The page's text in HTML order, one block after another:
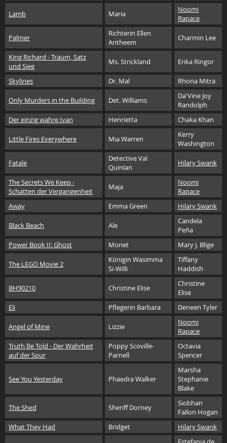
Lamb Maria
Noomi
Rapace
Palmer
Richterin Ellen
Antheem
Charmin Lee
King Richard - Traum, Satz
und Sieg
Ms. Strickland Erika Ringor
Skylines Dr. Mal Rhona Mitra
Only Murders in the Building Det. Williams
Da'Vine Joy
Randolph
Der einzig wahre Ivan
Henrietta Chaka Khan
Little Fires Everywhere Mia Warren
Kerry
Washington
Fatale
Detective Val
Quinlan
Hilary Swank
The Secrets We Keep -
Schatten der Vergangenheit
Maja
Noomi
Rapace
Away
Emma Green Hilary Swank
Black Beach Ale
Candela
Peña
Power Book II: Ghost
Monet Mary J. Blige
The LEGO Movie 2
Königin Wasimma
Si-Willi
Tiffany
Haddish
BH90210 Christine Elise
Christine
Elise
Eli
Pflegerin Barbara Deneen Tyler
Angel of Mine Lizzie
Noomi
Rapace
Truth Be Told - Der Wahrheit
auf der Spur
Poppy Scoville-
Parnell
Octavia
Spencer
See You Yesterday Phaedra Walker
Marsha
Stephanie
Blake
The Shed Sheriff Dorney
Siobhan
Fallon Hogan
What They Had
Bridget Hilary Swank